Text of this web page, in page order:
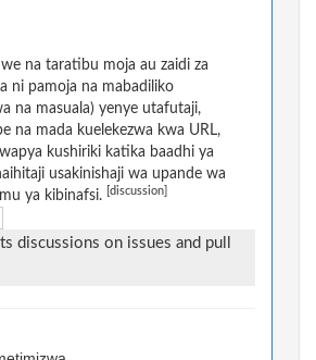
na taratibu moja au zaidi za
ni pamoja na mabadiliko
na masuala) yenye utafutaji,
na mada kuelekezwa kwa URL,
kushiriki katika baadhi ya
usakinishaji wa upande wa
ya kibinafsi.
[discussion]
discussions on issues and pull